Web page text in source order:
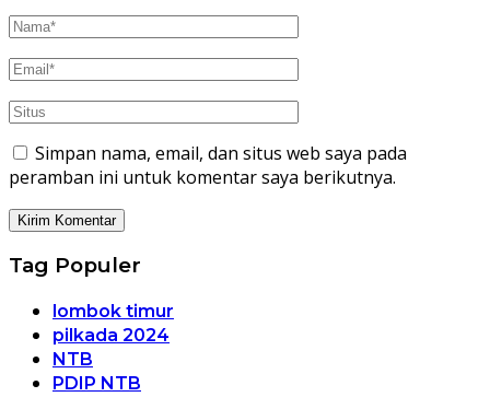
Simpan nama, email, dan situs web saya pada
peramban ini untuk komentar saya berikutnya.
Tag Populer
lombok timur
pilkada 2024
NTB
PDIP NTB